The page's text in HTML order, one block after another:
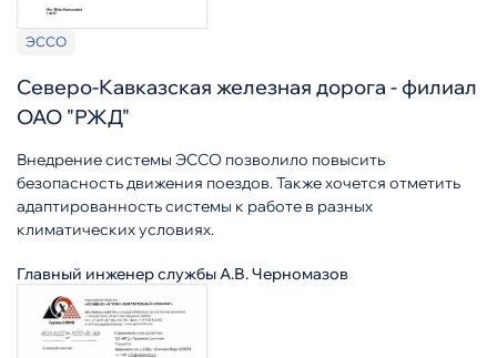
ЭССО
Северо-Кавказская железная дорога - филиал
ОАО "РЖД"
Внедрение системы ЭССО позволило повысить
безопасность движения поездов. Также хочется отметить
адаптированность системы к работе в разных
климатических условиях.
Главный инженер службы А.В. Черномазов